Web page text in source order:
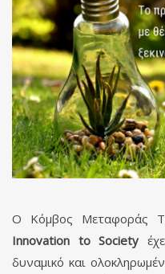
Ο Κόμβος Μεταφοράς
Innovation to Society
δυναμικό και